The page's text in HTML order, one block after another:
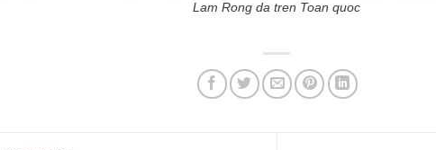
Lam Rong da tren Toan quoc